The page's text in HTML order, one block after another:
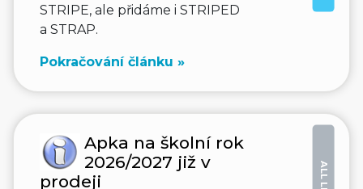
STRIPE, ale přidáme i STRIPED
a STRAP.
Pokračování článku »
Apka na školní rok
2026/2027 již v
prodeji